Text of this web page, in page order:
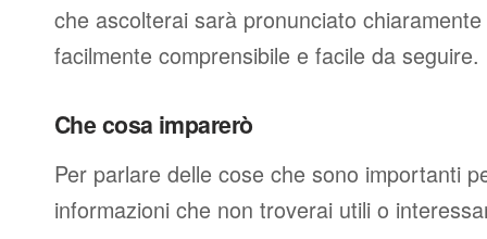
che ascolterai sarà pronunciato
facilmente comprensibile e facile da seguire.
Che cosa imparerò
Per parlare delle cose che sono importanti
informazioni che non troverai utili o